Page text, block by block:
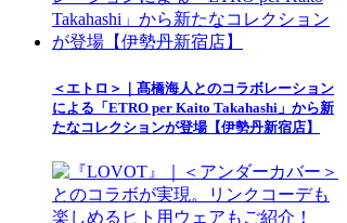
＜エトロ＞｜髙橋海人とのコラボレーション
による「ETRO per Kaito Takahashi」から新
たなコレクションが登場【伊勢丹新宿店】